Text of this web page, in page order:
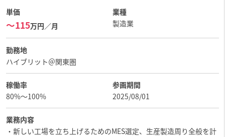
単価
〜115万円／月
業種
製造業
勤務地
ハイブリット＠関東圏
稼働率
80%〜100%
参画期間
2025/08/01
業務内容
・新しい工場を立ち上げるためのMES選定、生産製造周り全般を計